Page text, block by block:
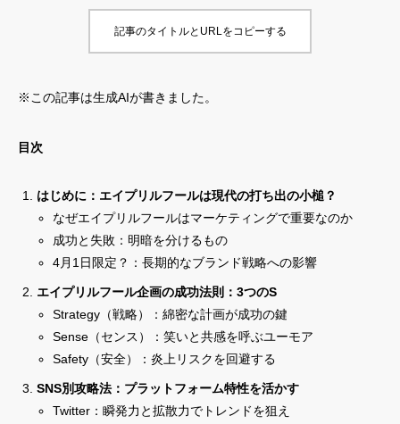
記事のタイトルとURLをコピーする
※この記事は生成AIが書きました。
目次
はじめに：エイプリルフールは現代の打ち出の小槌？
なぜエイプリルフールはマーケティングで重要なのか
成功と失敗：明暗を分けるもの
4月1日限定？：長期的なブランド戦略への影響
エイプリルフール企画の成功法則：3つのS
Strategy（戦略）：綿密な計画が成功の鍵
Sense（センス）：笑いと共感を呼ぶユーモア
Safety（安全）：炎上リスクを回避する
SNS別攻略法：プラットフォーム特性を活かす
Twitter：瞬発力と拡散力でトレンドを狙え
お問い合わせ マーケティング用語集